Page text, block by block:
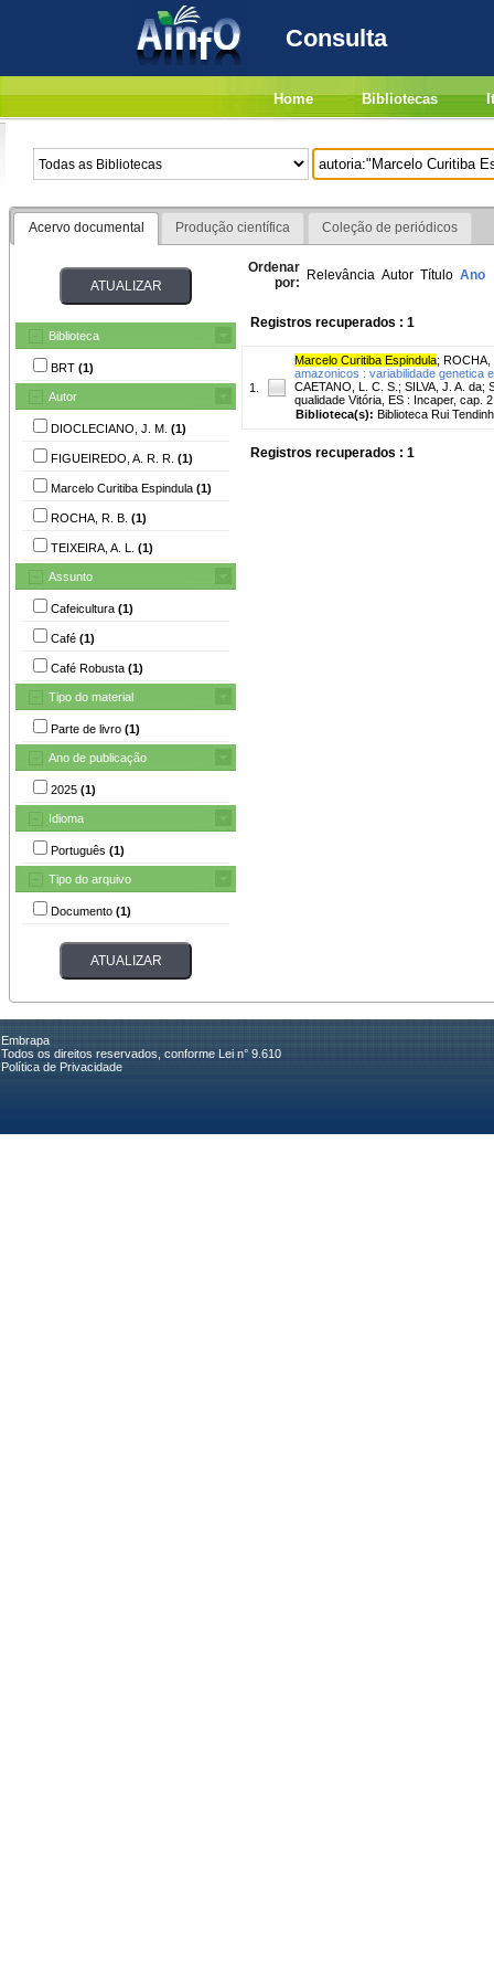
Consulta
Home Bibliotecas
Acervo documental Produção científica Coleção de periódicos
Biblioteca
BRT (1)
Autor
DIOCLECIANO, J. M. (1)
FIGUEIREDO, A. R. R. (1)
Marcelo Curitiba Espindula (1)
ROCHA, R. B. (1)
TEIXEIRA, A. L. (1)
Assunto
Cafeicultura (1)
Café (1)
Café Robusta (1)
Tipo do material
Parte de livro (1)
Ano de publicação
2025 (1)
Idioma
Português (1)
Tipo do arquivo
Documento (1)
Ordenar
por: Relevância Autor Título Ano
Registros recuperados : 1
1.
Marcelo Curitiba Espindula; ROCHA,
amazonicos : variabilidade genetica
CAETANO, L. C. S.; SILVA, J. A.
qualidade Vitória, ES : Incaper, cap.
Biblioteca(s): Biblioteca Rui
Registros recuperados : 1
Embrapa
Todos os direitos reservados, conforme Lei n° 9.610
Política de Privacidade